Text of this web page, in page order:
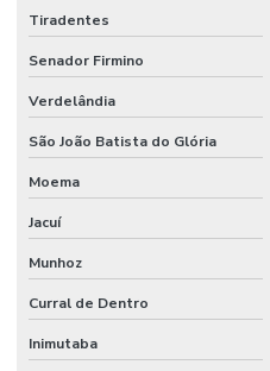
Tiradentes
Senador Firmino
Verdelândia
São João Batista do Glória
Moema
Jacuí
Munhoz
Curral de Dentro
Inimutaba